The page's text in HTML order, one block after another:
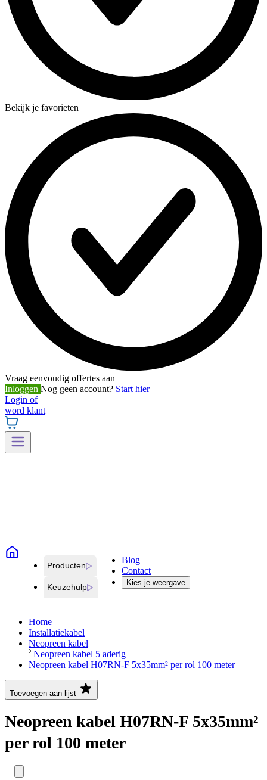
Bekijk je favorieten
Vraag eenvoudig offertes aan
Inloggen Nog geen account? Start hier
Login of
word klant
Producten
Keuzehulp
Blog
Contact
Kies je weergave
Home
Installatiekabel
Neopreen kabel
Neopreen kabel 5 aderig
Neopreen kabel H07RN-F 5x35mm² per rol 100 meter
Toevoegen aan lijst
Neopreen kabel H07RN-F 5x35mm²
per rol 100 meter